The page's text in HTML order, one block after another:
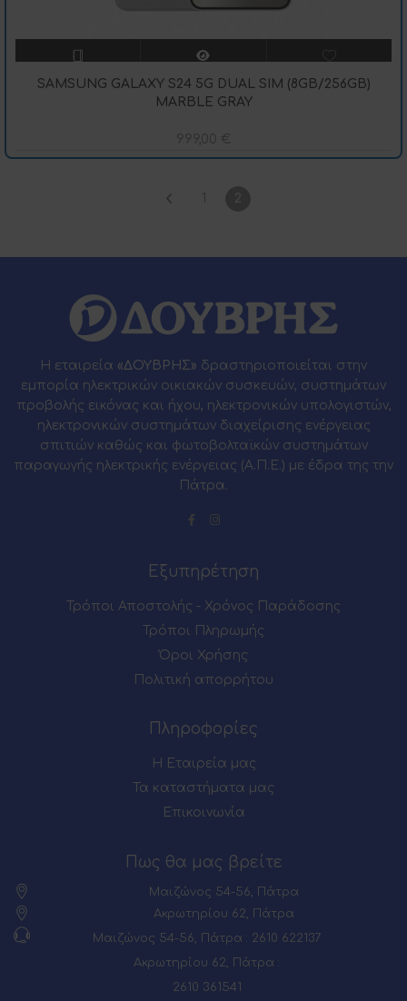
SAMSUNG GALAXY S24 5G DUAL SIM (8GB/256GB)
MARBLE GRAY
999,00 €
Η εταιρεία «ΔΟΥΒΡΗΣ» δραστηριοποιείται στην
εμπορία ηλεκτρικών οικιακών συσκευών, συστημάτων
προβολής εικόνας και ήχου, ηλεκτρονικών υπολογιστών,
ηλεκτρονικών συστημάτων διαχείρισης ενέργειας
σπιτιών καθώς και φωτοβολταϊκών συστημάτων
παραγωγής ηλεκτρικής ενέργειας (Α.Π.Ε.) με έδρα της την
Πάτρα.
Εξυπηρέτηση
Τρόποι Αποστολής - Χρόνος Παράδοσης
Τρόποι Πληρωμής
Όροι Χρήσης
Πολιτική απορρήτου
Πληροφορίες
Η Εταιρεία μας
Τα καταστήματα μας
Επικοινωνία
Πως θα μας βρείτε
Μαιζώνος 54-56, Πάτρα
Ακρωτηρίου 62, Πάτρα
Μαιζώνος 54-56, Πάτρα : 2610 622137
Ακρωτηρίου 62, Πάτρα :
2610 361541